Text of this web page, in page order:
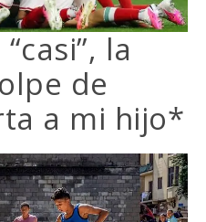
la
de
a mi hijo*